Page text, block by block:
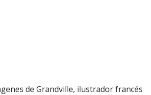
de Grandville, ilustrador francés